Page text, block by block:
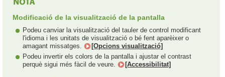
Modificació de la visualització de la pantalla
Podeu canviar la visualització del tauler de control modificant
l'idioma i les unitats de visualització o bé fent aparèixer o
amagant missatges.
[Opcions visualització]
Podeu invertir els colors de la pantalla i ajustar el contrast
perquè sigui més fàcil de veure.
[Accessibilitat]